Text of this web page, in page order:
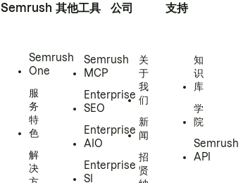
Semrush
Semrush
One
服
务
特
色
解
决
其他工具
Semrush
MCP
Enterprise
SEO
Enterprise
AIO
Enterprise
SI
公司
关
于
我
们
新
闻
招
贤
支持
知
识
库
学
院
Semrush
API